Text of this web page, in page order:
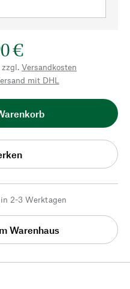
€
zzgl. Versandkosten
mit DHL
2-3 Werktagen
Warenhaus